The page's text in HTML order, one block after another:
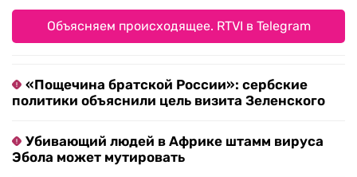
Объясняем происходящее. RTVI в Telegram
«Пощечина братской России»: сербские
политики объяснили цель визита Зеленского
Убивающий людей в Африке штамм вируса
Эбола может мутировать